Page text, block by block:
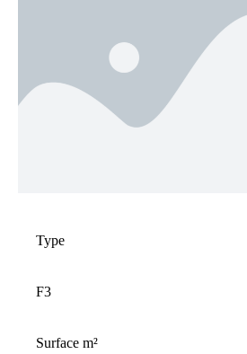
Type
F3
Surface m²